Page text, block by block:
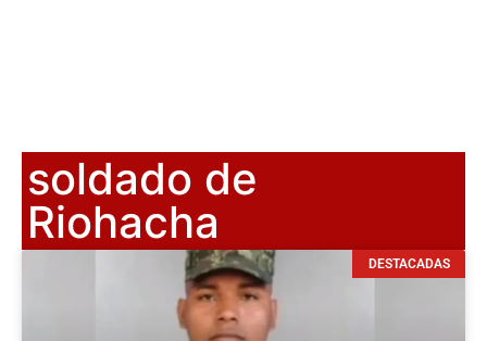
soldado de
Riohacha
DESTACADAS